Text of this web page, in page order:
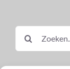
naar: